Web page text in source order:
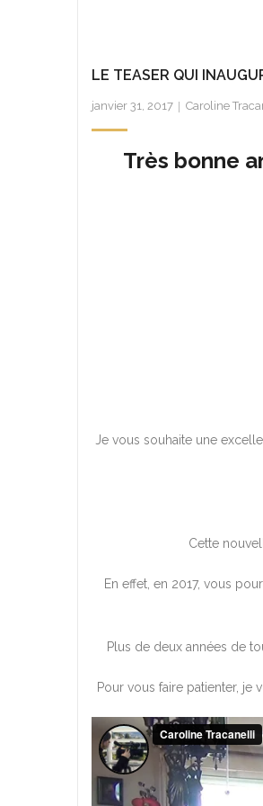
LE TEASER QUI
janvier 31, 2017 Caroline
Très bonne
Je vous souhaite une
Cette
En effet, en 2017, vous
Plus de deux années de
Pour vous faire patienter,